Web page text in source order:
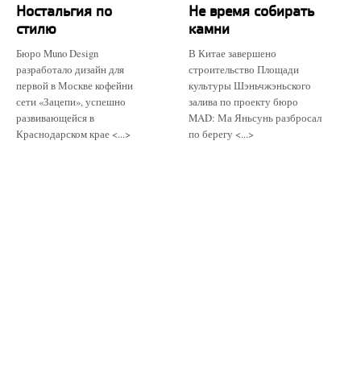
Ностальгия по
стилю
Бюро Muno Design
разработало дизайн для
первой в Москве кофейни
сети «Зацепи», успешно
развивающейся в
Краснодарском крае <...>
Не время собирать
камни
В Китае завершено
строительство Площади
культуры Шэньчжэньского
залива по проекту бюро
MAD: Ма Яньсунь разбросал
по берегу <...>